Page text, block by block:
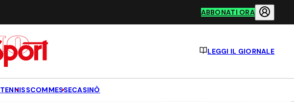
ABBONATI ORA
LEGGI IL GIORNALE
TENNISSCOMMESSECASINÒ